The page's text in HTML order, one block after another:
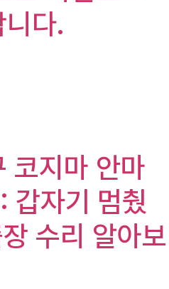
다.
코지마 안마
갑자기 멈췄
수리 알아보